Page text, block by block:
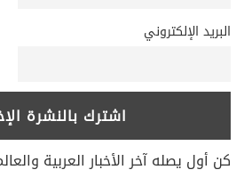
البريد الإلكتروني
كن أول يصله آخر الأخبار العربية